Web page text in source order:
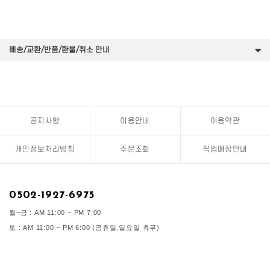
배송/교환/반품/환불/취소 안내
공지사항 이용안내 이용약관
개인정보처리방침 주문조회 픽업매장안내
0502-1927-6975
월~금 : AM 11:00 ~ PM 7:00
토 : AM 11:00 ~ PM 6:00 (공휴일,일요일 휴무)